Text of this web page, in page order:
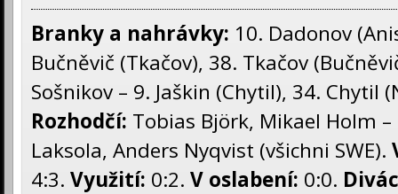
Branky a nahrávky: 10. Dadonov
Bučněvič (Tkačov), 38. Tkačov
Sošnikov – 9. Jaškin (Chytil), 34. Chytil
Rozhodčí: Tobias Björk, Mikael Holm –
Laksola, Anders Nyqvist (všichni SWE).
4:3. Využití: 0:2. V oslabení: 0:0.